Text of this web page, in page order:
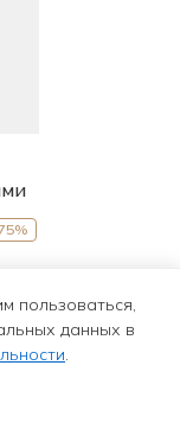
пользоваться,
данных в
.